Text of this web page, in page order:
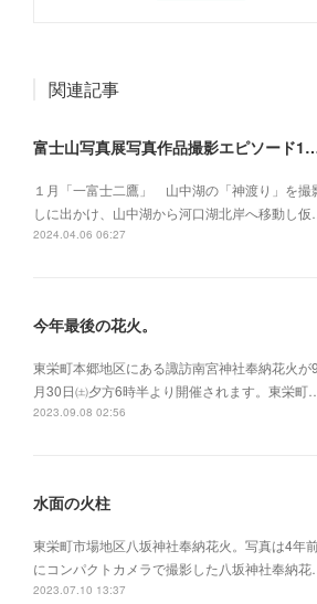
関連記事
富士山写真展写真作品撮影
１月「一富士二鷹」 山中湖の「神渡り」を撮
しに出かけ、山中湖から河口湖北岸へ移動し仮…
2024.04.06 06:27
今年最後の花火。
東栄町本郷地区にある諏訪南宮神社奉納花火が9
月30日㈯夕方6時半より開催されます。東栄町…
2023.09.08 02:56
水面の火柱
東栄町市場地区八坂神社奉納花火。写真は4年
にコンパクトカメラで撮影した八坂神社奉納花…
2023.07.10 13:37